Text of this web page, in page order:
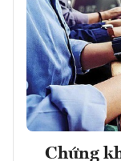
Chứng